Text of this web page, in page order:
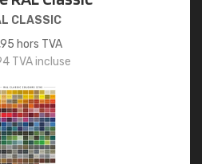
CLASSIC
hors TVA
TVA incluse